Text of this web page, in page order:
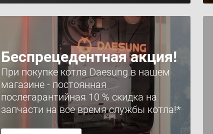
Беспрецедентная акция!
При покупке котла Daesung в нашем
магазине - постоянная
послегарантийная 10 % скидка на
запчасти на все время службы котла!*